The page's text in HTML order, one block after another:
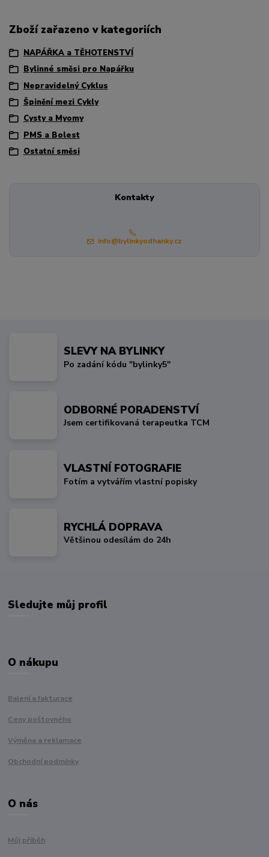
Zboží zařazeno v kategoriích
NAPÁŘKA a TĚHOTENSTVÍ
Bylinné směsi pro Napářku
Nepravidelný Cyklus
Špinění mezi Cykly
Cysty a Myomy
PMS a Bolest
Ostatní směsi
Kontakty
info@bylinkyodhanky.cz
SLEVY NA BYLINKY
Po zadání kódu "bylinky5"
ODBORNÉ PORADENSTVÍ
Jsem certifikovaná terapeutka TCM
VLASTNÍ FOTOGRAFIE
Fotím a vytvářím vlastní popisky
RYCHLÁ DOPRAVA
Většinou odesílám do 24h
Sledujte můj profil
O nákupu
Balení a fakturace
Ceny poštovného
Výměna a reklamace
Obchodní podmínky
O nás
Můj příběh